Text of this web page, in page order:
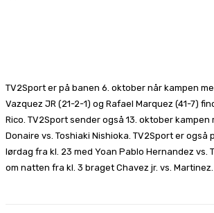
TV2Sport er på banen 6. oktober når kampen
Vazquez JR (21-2-1) og Rafael Marquez (41-7)
Rico. TV2Sport sender også 13. oktober kampen
Donaire vs. Toshiaki Nishioka. TV2Sport er også
lørdag fra kl. 23 med Yoan Pablo Hernandez vs.
om natten fra kl. 3 braget Chavez jr. vs. Martinez.